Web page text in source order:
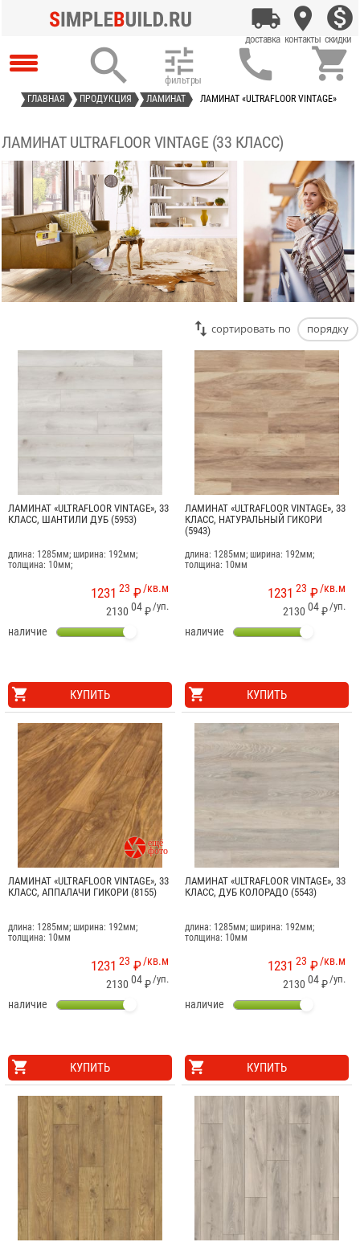
   
ГЛАВНАЯ ПРОДУКЦИЯ ЛАМИНАТ ЛАМИНАТ «ULTRAFLOOR VINTAGE»
ЛАМИНАТ ULTRAFLOOR VINTAGE (33 КЛАСС)
cортировать по порядку
ЛАМИНАТ «ULTRAFLOOR VINTAGE», 33
КЛАСС, ШАНТИЛИ ДУБ (5953)
длина: 1285мм; ширина: 192мм;
толщина: 10мм;
/кв.м
1231 23 ₽
/уп.
2130 04₽
наличие
КУПИТЬ
ЛАМИНАТ «ULTRAFLOOR VINTAGE», 33
КЛАСС, НАТУРАЛЬНЫЙ ГИКОРИ
(5943)
длина: 1285мм; ширина: 192мм;
толщина: 10мм
/кв.м
1231 23 ₽
/уп.
2130 04₽
наличие
КУПИТЬ

ЛАМИНАТ «ULTRAFLOOR VINTAGE», 33
КЛАСС, АППАЛАЧИ ГИКОРИ (8155)
длина: 1285мм; ширина: 192мм;
толщина: 10мм
/кв.м
1231 23 ₽
/уп.
2130 04₽
наличие
КУПИТЬ
ЛАМИНАТ «ULTRAFLOOR VINTAGE», 33
КЛАСС, ДУБ КОЛОРАДО (5543)
длина: 1285мм; ширина: 192мм;
толщина: 10мм
/кв.м
1231 23 ₽
/уп.
2130 04₽
наличие
КУПИТЬ